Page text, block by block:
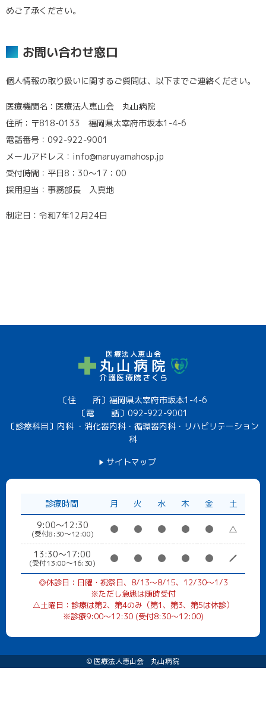
めご了承ください。
お問い合わせ窓口
個人情報の取り扱いに関するご質問は、以下までご連絡ください。
医療機関名：医療法人恵山会 丸山病院
住所：〒818-0133 福岡県太宰府市坂本1-4-6
電話番号：092-922-9001
メールアドレス：info@maruyamahosp.jp
受付時間：平日8：30～17：00
採用担当：事務部長 入真地
制定日：令和7年12月24日
医療法人恵山会
丸山病院
介護医療院さくら
〔住 所〕福岡県太宰府市坂本1-4-6
〔電 話〕 092-922-9001
〔診療科目〕内科 ・消化器内科・循環器内科・リハビリテーション
科
サイトマップ
診療時間 月 火 水 木 金
土
9:00～12:30
(受付8:30〜12:00)
13:30～17:00
(受付13:00〜16:30)
◎休診日：日曜・祝祭日、8/13～8/15、12/30～1/3
※ただし急患は随時受付
△土曜日：診療は第2、第4のみ（第1、第3、第5は休診）
※診療9:00〜12:30 (受付8:30〜12:00)
© 医療法人恵山会 丸山病院